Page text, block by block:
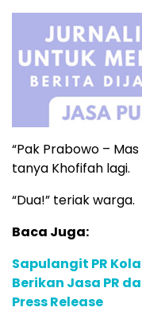
“Pak Prabowo –
tanya Khofifah lagi.
“Dua!” teriak warga.
Baca Juga:
Sapulangit PR
Berikan Jasa PR
Press Release